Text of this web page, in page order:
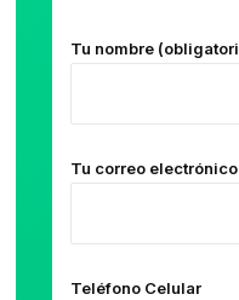
Tu nombre
Tu correo
Teléfono Celular